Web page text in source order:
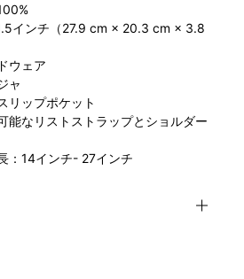
インチ（27.9 cm × 20.3 cm × 3.8
ウェア
ャ
リップポケット
能なリストストラップとショルダー
：14インチ- 27インチ